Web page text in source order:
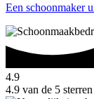
Een schoonmaker
4.9
4.9 van de 5